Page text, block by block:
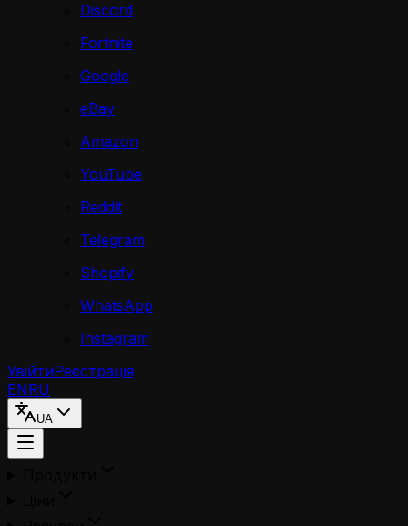
Discord
Fortnite
Google
eBay
Amazon
YouTube
Reddit
Telegram
Shopify
WhatsApp
Instagram
УвійтиРеєстрація
ENRU
UA